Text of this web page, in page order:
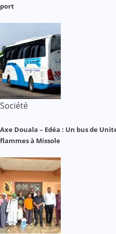
port
Société
Axe Douala – Edéa : Un bus de
flammes à Missole